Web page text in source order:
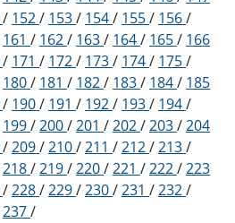
/ 152/ 153/ 154/ 155/ 156/
161 / 162/ 163/ 164/ 165/ 166
/ 171 / 172/ 173/ 174/ 175/
180/ 181 / 182/ 183/ 184/ 185
/ 190/ 191 / 192/ 193/ 194/
199/200/201 /202/203/204
/209/210/211 /212/213/
218/219/220/221 /222/223
/228/229/230/231 /232/
237/